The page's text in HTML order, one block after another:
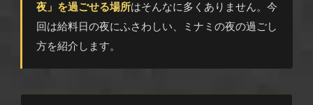
夜」を過ごせる場所はそんなに多くありません。今
回は給料日の夜にふさわしい、ミナミの夜の過ごし
方を紹介します。